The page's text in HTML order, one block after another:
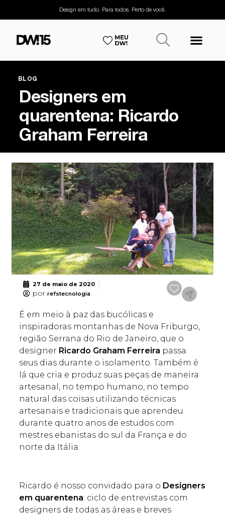
Design em tudo. Para todos. Perto de você.
BLOG
Designers em
quarentena: Ricardo
Graham Ferreira
27 de maio de 2020
por refstecnologia
É em meio à paz das bucólicas e
inspiradoras montanhas de Nova Friburgo,
região Serrana do Rio de Janeiro, que o
designer Ricardo Graham Ferreira passa
seus dias durante o isolamento. Também é
lá que cria e produz suas peças de maneira
artesanal, no tempo humano, no tempo
natural das coisas utilizando técnicas
artesanais e tradicionais que aprendeu
durante quatro anos de estudos com
mestres ebanistas do sul da França e do
norte da Itália.
Ricardo é nosso convidado para o Designers
em quarentena: ciclo de entrevistas com
designers de todas as áreas e breves